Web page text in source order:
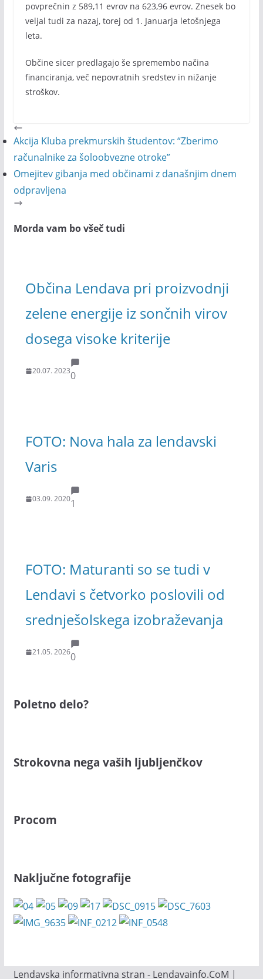
povprečnin z 589,11 evrov na 623,96 evrov. Znesek bo
veljal tudi za nazaj, torej od 1. Januarja letošnjega
leta.
Občine sicer predlagajo še spremembo načina
financiranja, več nepovratnih sredstev in nižanje
stroškov.
Akcija Kluba prekmurskih študentov: “Zberimo
računalnike za šoloobvezne otroke”
Omejitev gibanja med občinami z današnjim dnem
odpravljena
Morda vam bo všeč tudi
Občina Lendava pri proizvodnji
zelene energije iz sončnih virov
dosega visoke kriterije
20.07. 20230
FOTO: Nova hala za lendavski
Varis
03.09. 20201
FOTO: Maturanti so se tudi v
Lendavi s četvorko poslovili od
srednješolskega izobraževanja
21.05. 20260
Poletno delo?
Strokovna nega vaših ljubljenčkov
Procom
Naključne fotografije
Lendavska informativna stran - Lendavainfo.CoM |